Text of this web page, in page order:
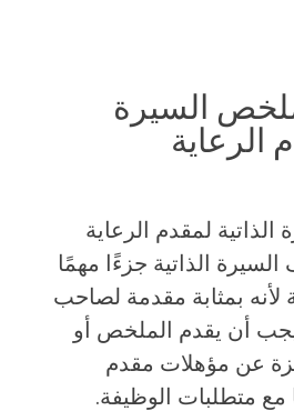
السيرة
الرعاية
لمقدم الرعاية
الذاتية جزءًا مهمًا
لأنه بمثابة مقدمة لصاحب
أن يقدم الملخص أو
عن مؤهلات مقدم
مع متطلبات الوظيفة.